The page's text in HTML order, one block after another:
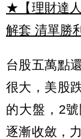
★【理財達
解套 清單勝
台股五萬點
很大，美股
的大盤，2
逐漸收斂，